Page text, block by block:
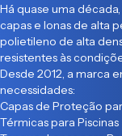
Há quase uma
capas e lonas de alta
polietileno de alta
resistentes às
Desde 2012, a marca
necessidades:
Capas de Proteção
Térmicas para